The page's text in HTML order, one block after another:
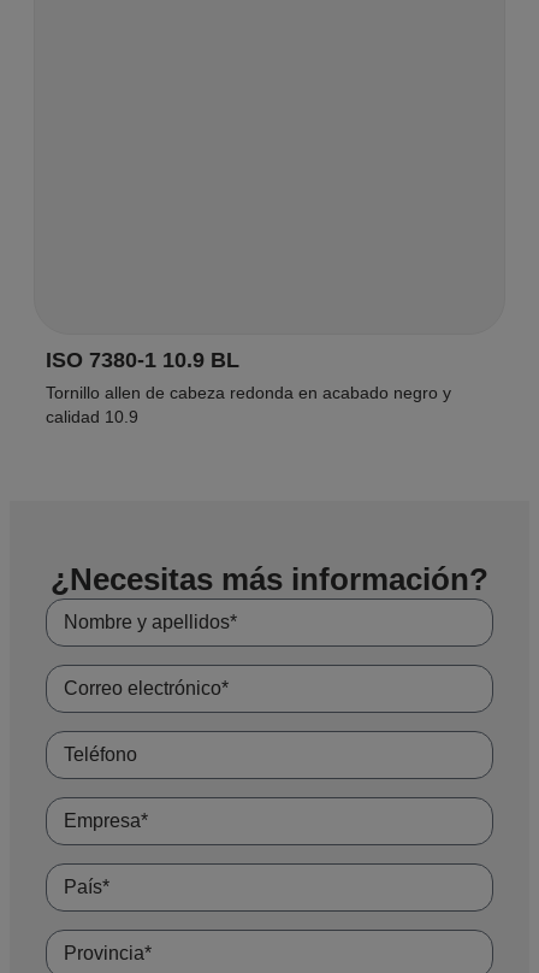
ISO 7380-1 10.9 BL
Tornillo allen de cabeza redonda en acabado negro y
calidad 10.9
¿Necesitas más información?